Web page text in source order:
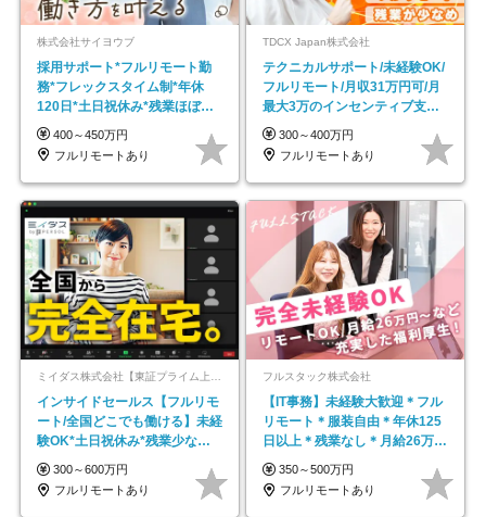
株式会社サイヨウブ
採用サポート*フルリモート勤
務*フレックスタイム制*年休
120日*土日祝休み*残業ほぼな
し*育児中社員8割以上
400～450万円
フルリモートあり
TDCX Japan株式会社
テクニカルサポート/未経験OK/
フルリモート/月収31万円可/月
最大3万のインセンティブ支給/
平均年齢33歳
300～400万円
フルリモートあり
ミイダス株式会社【東証プライム上場パーソルグループ】
インサイドセールス【フルリモ
ート/全国どこでも働ける】未経
験OK*土日祝休み*残業少なめ*
在宅勤務手当あり
300～600万円
フルリモートあり
フルスタック株式会社
【IT事務】未経験大歓迎＊フル
リモート＊服装自由＊年休125
日以上＊残業なし＊月給26万円
以上
350～500万円
フルリモートあり